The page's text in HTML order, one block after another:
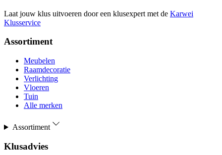
Laat jouw klus uitvoeren door een klusexpert met de Karwei
Klusservice
Assortiment
Meubelen
Raamdecoratie
Verlichting
Vloeren
Tuin
Alle merken
Assortiment
Klusadvies